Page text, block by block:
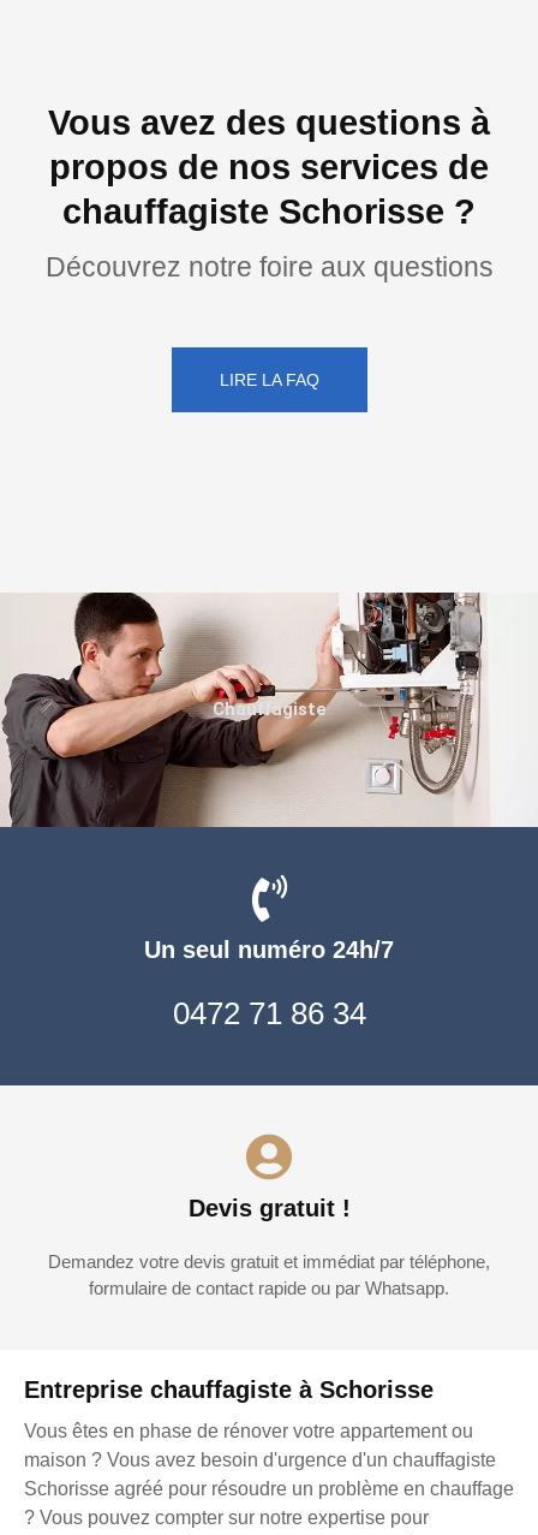
Vous avez des questions à
propos de nos services de
chauffagiste Schorisse ?
Découvrez notre foire aux questions
LIRE LA FAQ
Entreprise chauffagiste à Schorisse
Vous êtes en phase de rénover votre appartement ou
maison ? Vous avez besoin d'urgence d'un chauffagiste
Schorisse agréé pour résoudre un problème en chauffage
? Vous pouvez compter sur notre expertise pour
Un seul numéro 24h/7
0472 71 86 34
Devis gratuit !
Demandez votre devis gratuit et immédiat par téléphone,
formulaire de contact rapide ou par Whatsapp.
Chauffagiste